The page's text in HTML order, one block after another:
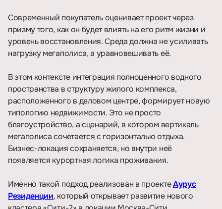
Современный покупатель оценивает проект через
призму того, как он будет влиять на его ритм жизни и
уровень восстановления. Среда должна не усиливать
нагрузку мегаполиса, а уравновешивать её.
В этом контексте интеграция полноценного водного
пространства в структуру жилого комплекса,
расположенного в деловом центре, формирует новую
типологию недвижимости. Это не просто
благоустройство, а сценарий, в котором вертикаль
мегаполиса сочетается с горизонталью отдыха.
Бизнес-локация сохраняется, но внутри неё
появляется курортная логика проживания.
Именно такой подход реализован в проектеАурус
Резиденции, который открывает развитие нового